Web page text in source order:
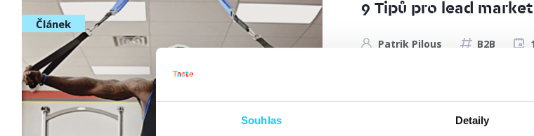
Souhlas Detaily
Článek
9 Tipů pro lead
Patrik Pilous B2B
Leady jsou středobodem mnoha
populárnější disciplína, která řeší
několik ověřených tipů, jak